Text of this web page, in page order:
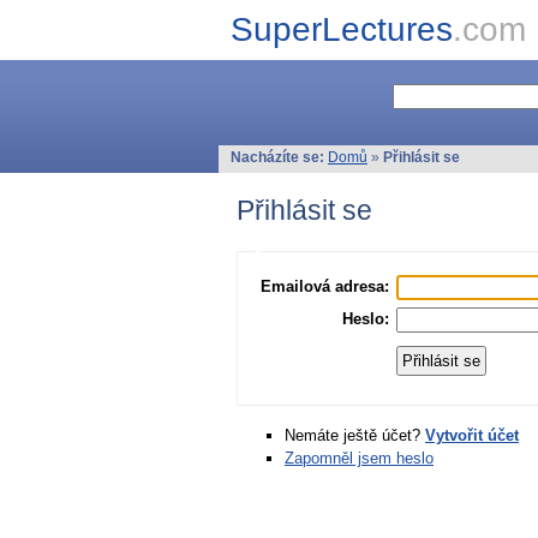
SuperLectures.com
Nacházíte se: Domů » Přihlásit se
Přihlásit se
Emailová adresa:
Heslo:
Nemáte ještě účet? Vytvořit účet
Zapomněl jsem heslo